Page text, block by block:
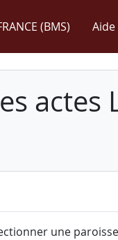
(BMS) Aide
actes
une